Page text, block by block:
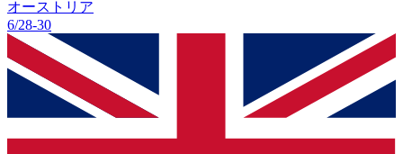
オーストリア
6/28-30